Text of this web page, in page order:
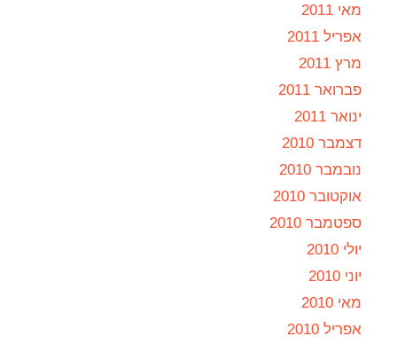
מאי 2011
אפריל 2011
מרץ 2011
פברואר 2011
ינואר 2011
דצמבר 2010
נובמבר 2010
אוקטובר 2010
ספטמבר 2010
יולי 2010
יוני 2010
מאי 2010
אפריל 2010